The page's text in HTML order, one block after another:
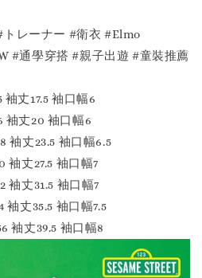
レーナー #衛衣 #Elmo
#通學穿搭 #親子出遊 #童裝推薦
丈17.5 袖口幅6
袖丈20 袖口幅6
袖丈23.5 袖口幅6.5
袖丈27.5 袖口幅7
袖丈31.5 袖口幅7
袖丈35.5 袖口幅7.5
袖丈39.5 袖口幅8